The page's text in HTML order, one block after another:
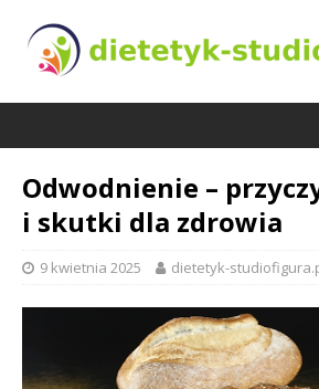
Odwodnienie –
i skutki dla zdrowia
9 kwietnia 2025 dietetyk-